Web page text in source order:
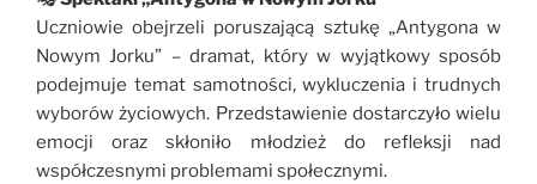
Uczniowie obejrzeli poruszającą sztukę „Antygona w
Nowym Jorku” – dramat, który w wyjątkowy sposób
podejmuje temat samotności, wykluczenia i trudnych
wyborów życiowych. Przedstawienie dostarczyło wielu
emocji oraz skłoniło młodzież do refleksji nad
współczesnymi problemami społecznymi.